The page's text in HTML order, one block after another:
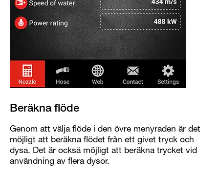
Beräkna flöde
Genom att välja flöde i den övre menyraden är det
möjligt att beräkna flödet från ett givet tryck och
dysa. Det är också möjligt att beräkna trycket vid
användning av flera dysor.